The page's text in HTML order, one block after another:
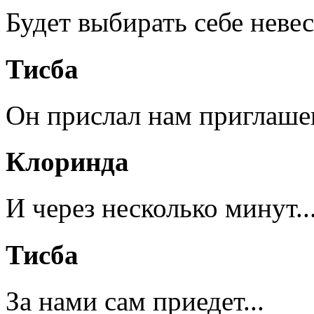
Будет выбирать себе
Тисба
Он прислал нам
Клоринда
И через несколько
Тисба
За нами сам приедет...